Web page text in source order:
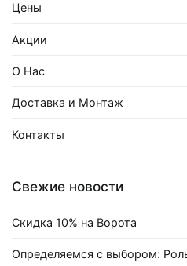
Цены
Акции
О Нас
Доставка и Монтаж
Контакты
Свежие новости
Скидка 10% на Ворота
Определяемся с выбором: